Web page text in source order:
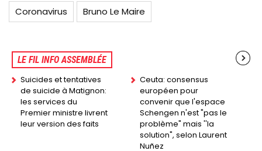
Coronavirus Bruno Le Maire
LE FIL INFO ASSEMBLÉE
Suicides et tentatives
de suicide à Matignon:
les services du
Premier ministre livrent
leur version des faits
Ceuta: consensus
européen pour
convenir que l'espace
Schengen n'est "pas le
problème" mais ''la
solution", selon Laurent
Nuñez